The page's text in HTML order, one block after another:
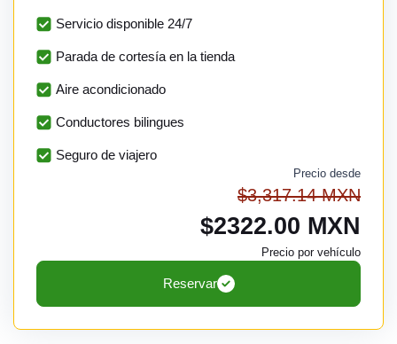
Servicio disponible 24/7
Parada de cortesía en la tienda
Aire acondicionado
Conductores bilingues
Seguro de viajero
Precio desde
$3,317.14 MXN
$2322.00 MXN
Precio por vehículo
Reservar